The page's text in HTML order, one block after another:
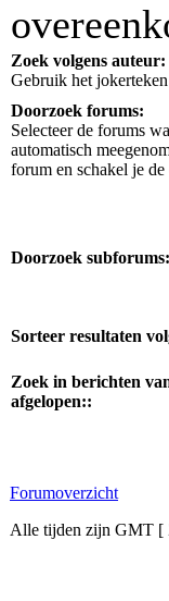
Zoek volgens auteur:
Gebruik het
Doorzoek forums:
Selecteer de forums
automatisch
forum en schakel je
Doorzoek subforums:
Sorteer resultaten
Zoek in berichten
afgelopen::
Forumoverzicht
Alle tijden zijn GMT [